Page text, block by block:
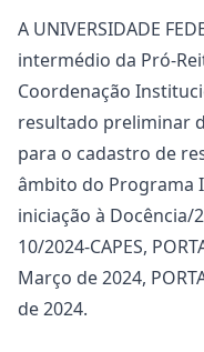
A UNIVERSIDADE
intermédio da Pró-
Coordenação
resultado preliminar
para o cadastro de
âmbito do Programa
iniciação à Docência/
10/2024-CAPES,
Março de 2024,
de 2024.